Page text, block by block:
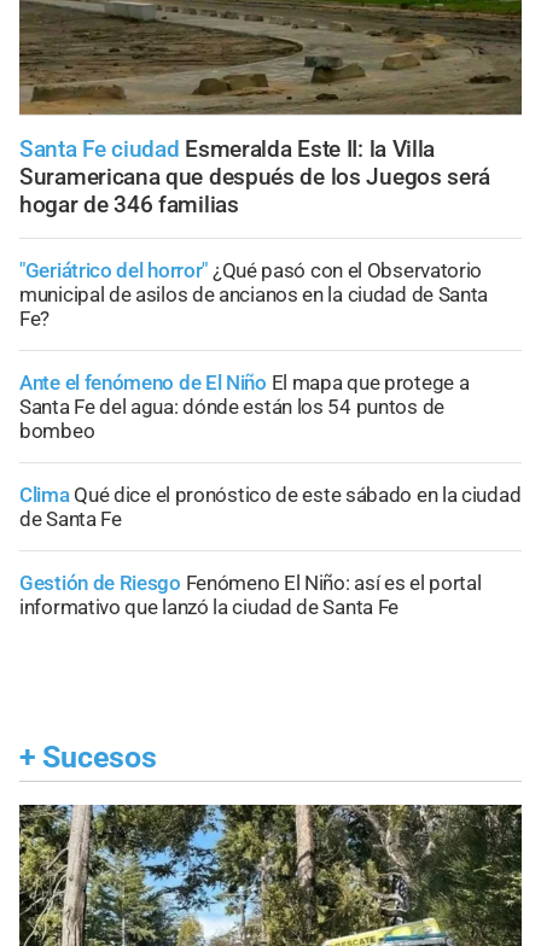
Santa Fe ciudad Esmeralda Este II: la Villa
Suramericana que después de los Juegos será
hogar de 346 familias
"Geriátrico del horror" ¿Qué pasó con el Observatorio
municipal de asilos de ancianos en la ciudad de Santa
Fe?
Ante el fenómeno de El Niño El mapa que protege a
Santa Fe del agua: dónde están los 54 puntos de
bombeo
Clima Qué dice el pronóstico de este sábado en la ciudad
de Santa Fe
Gestión de Riesgo Fenómeno El Niño: así es el portal
informativo que lanzó la ciudad de Santa Fe
+ Sucesos